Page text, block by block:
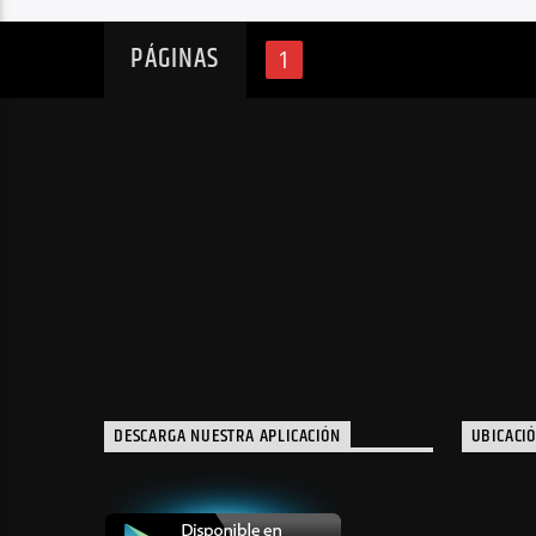
PÁGINAS 1
DESCARGA NUESTRA APLICACIÓN